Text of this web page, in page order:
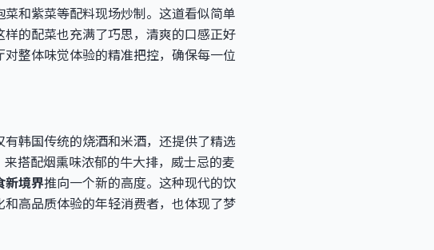
和紫菜等配料现场炒制。这道看似简单
的配菜也充满了巧思，清爽的口感正好
整体味觉体验的精准把控，确保每一位
韩国传统的烧酒和米酒，还提供了精选
搭配烟熏味浓郁的牛大排，威士忌的麦
新境界推向一个新的高度。这种现代的饮
高品质体验的年轻消费者，也体现了梦